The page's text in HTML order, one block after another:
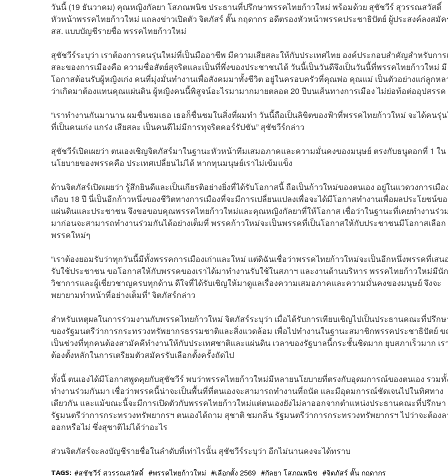
วันนี้ (19 ธันวาคม) คุณหญิงกัลยา โสภณพนิช ประธานที่ปรึกษาพรรคไทยก้าวใหม่ พร้อมด้วย สุชัชวีร์ สุวรรณสวัสดิ์
หัวหน้าพรรคไทยก้าวใหม่ แถลงข่าวเปิดตัว จิตภัสร์ ตั๊น กฤดากร อดีตรองหัวหน้าพรรคประชาธิปัตย์ ผู้ประสงค์ลงสมั
สส. แบบบัญชีรายชื่อ พรรคไทยก้าวใหม่
สุชัชวีร์ระบุว่า เราต้องการคนรุ่นใหม่ที่เป็นมืออาชีพ มีความเสียสละให้กับประเทศไทย องค์ประกอบสำคัญสำหรับการ
สละของการเมืองคือ ความซื่อสัตย์สุจริตและเป็นที่พึ่งของประชาชนได้ วันนี้เป็นวันดีจึงเป็นวันนี้ที่พรรคไทยก้าวใหม่ มี
โอกาสต้อนรับผู้หญิงเก่ง คนที่มุ่งมั่นทำงานเพื่อสังคมมาทั้งชีวิต อยู่ในครอบครัวที่คุณพ่อ คุณแม่ เป็นตัวอย่างแก่ลูกห
ว่าเกิดมาต้องแทนคุณแผ่นดิน ผู้หญิงคนนี้พิสูจน์อะไรมามากมายตลอด 20 ปีบนเส้นทางการเมือง ไม่ย่อท้อต่ออุปสรรค
“เราทำงานกันมานาน ผมชื่นชมเธอ เธอก็ชื่นชมในสิ่งที่ผมทำ วันนี้ถือเป็นลิขิตของฟ้าที่พรรคไทยก้าวใหม่ จะได้คนรุ่
ที่เป็นคนเก่ง แกร่ง เสียสละ เป็นคนดีไม่มีการทุจริตคอร์รัปชัน” สุชัชวีร์กล่าว
สุชัชวีร์เปิดเผยว่า ตนเองเชิญจิตภัสร์มาในฐานะหัวหน้าทีมเสมอภาคและความมั่นคงของมนุษย์ ตรงกับธนูดอกที่ 1 ใน
นโยบายของพรรคคือ ประเทศเปลี่ยนไม่ได้ หากทุนมนุษย์เราไม่เข้มแข็ง
ด้านจิตภัสร์เปิดเผยว่า รู้สึกยินดีและเป็นเกียรติอย่างยิ่งที่ได้รับโอกาสนี้ ถือเป็นก้าวใหม่ของตนเอง อยู่ในแวดวงการเมือ
เกือบ 18 ปี นี่เป็นอีกก้าวหนึ่งของชีวิตทางการเมืองที่จะมีการเปลี่ยนแปลงเพื่อจะได้มีโอกาสทำงานเพื่อผลประโยชน์ข
แผ่นดินและประชาชน จึงขอขอบคุณพรรคไทยก้าวใหม่และคุณหญิงกัลยาที่ให้โอกาส เชื่อว่าในฐานะที่เคยทำงานร่ว
มาก่อนจะสามารถทำงานร่วมกันได้อย่างเต็มที่ พรรคก้าวใหม่จะเป็นพรรคที่เป็นโอกาสให้กับประชาชนมีโอกาสเลือก
พรรคใหม่ๆ
“เราต้องยอมรับว่าทุกวันนี้มีทั้งพรรคการเมืองเก่าและใหม่ แต่ดิฉันเชื่อว่าพรรคไทยก้าวใหม่จะเป็นอีกหนึ่งพรรคที่เสน
รับใช้ประชาชน ขอโอกาสให้กับพรรคของเราได้มาทำงานรับใช้ในสภาฯ และงานด้านบริหาร พรรคไทยก้าวใหม่มีนัก
วิชาการและผู้เชี่ยวชาญครบทุกด้าน ดีใจที่ได้รับเชิญให้มาดูแลเรื่องความเสมอภาคและความมั่นคงของมนุษย์ จึงจะ
พยายามทำหน้าที่อย่างเต็มที่” จิตภัสร์กล่าว
สำหรับเหตุผลในการร่วมงานกับพรรคไทยก้าวใหม่ จิตภัสร์ระบุว่า เมื่อได้รับการเทียบเชิญไปเป็นประธานคณะที่ปรึก
ของรัฐมนตรีว่าการกระทรวงทรัพยากรธรรมชาติและสิ่งแวดล้อม เพื่อไปทำงานในฐานะสมาชิกพรรคประชาธิปัตย์
เป็นช่วงที่ทุกคนต้องสามัคคีทำงานให้กับประเทศชาติและแผ่นดิน เวลาของรัฐบาลนี้กระชั้นชิดมาก ยุบสภาเร็วมาก เร
ต้องตั้งหลักในการเตรียมตัวสมัครรับเลือกตั้งครั้งถัดไป
ทั้งนี้ ตนเองได้มีโอกาสพูดคุยกับสุชัชวีร์ พบว่าพรรคไทยก้าวใหม่มีหลายนโยบายที่ตรงกับอุดมการณ์ของตนเอง รวมทั้
ทำงานร่วมกันมา เชื่อว่าพรรคนี้น่าจะเป็นพื้นที่ที่ตนเองจะสามารถทำงานที่ถนัด และมีอุดมการณ์ชัดเจนไปในทิศทาง
เดียวกัน และแม้ขณะนี้จะมีการเปิดตัวกับพรรคไทยก้าวใหม่แต่ตนเองยังไม่ลาออกจากตำแหน่งประธานคณะที่ปรึกษา
รัฐมนตรีว่าการกระทรวงทรัพยากรฯ ตนเองได้ถาม สุชาติ ชมกลิ่น รัฐมนตรีว่าการกระทรวงทรัพยากรฯ ไปว่าจะต้อง
ออกหรือไม่ ซึ่งสุชาติไม่ได้ว่าอะไร
ส่วนจิตภัสร์จะลงบัญชีรายชื่อในลำดับที่เท่าไรนั้น สุชัชวีร์ระบุว่า อีกไม่นานคงจะได้ทราบ
TAGS: สุชัชวีร์ สุวรรณสวัสดิ์ พรรคไทยก้าวใหม่ เลือกตั้ง 2569 กัลยา โสภณพนิช จิตภัสร์ ตั๊น กฤดากร